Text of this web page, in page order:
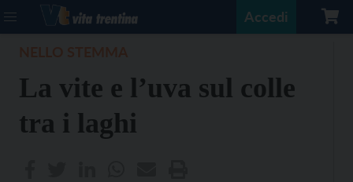
Accedi
La vite e l’uva sul colle
tra i laghi